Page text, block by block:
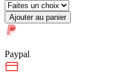
Ajouter au panier
Paypal